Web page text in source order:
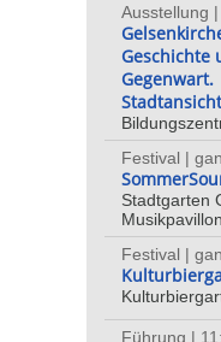
Ausstellung
Geschichte
Gegenwart.
Festival |
Stadtgarten
Musikpavillon
Festival |
Führung |